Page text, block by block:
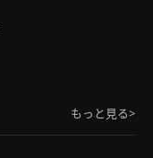
もっと見る>